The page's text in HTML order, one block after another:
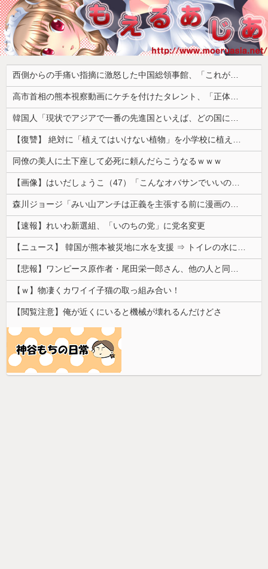
西側からの手痛い指摘に激怒した中国総領事館、「これが米国人Youtuberが紹介する本当の中国だ」と動画を公開するも……
高市首相の熊本視察動画にケチを付けたタレント、「正体バレバレよな」と黒電話の呼び方であっさりと……
韓国人「現状でアジアで一番の先進国といえば、どの国になるんだ？やはり日本という認識なのだろうか？」
【復讐】 絶対に「植えてはいけない植物」を小学校に植えた→20年経って見に行くと…「！？」衝撃の光景が・・・
同僚の美人に土下座して必死に頼んだらこうなるｗｗｗ
【画像】はいだしょうこ（47）「こんなオバサンでいいの…？」
森川ジョージ「みい山アンチは正義を主張する前に漫画の無断転載をやめろよ」←これwwww
【速報】れいわ新選組、「いのちの党」に党名変更
【ニュース】 韓国が熊本被災地に水を支援 ⇒ トイレの水にｗｗｗｗｗｗｗ
【悲報】ワンピース原作者・尾田栄一郎さん、他の人と同じ「漫画家」という肩書きに不満
【ｗ】物凄くカワイイ子猫の取っ組み合い！
【閲覧注意】俺が近くにいると機械が壊れるんだけどさ